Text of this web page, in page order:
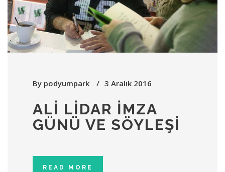
By podyumpark 3 Aralık 2016
ALI LIDAR İMZA
GÜNÜ VE SÖYLEŞI
READ MORE